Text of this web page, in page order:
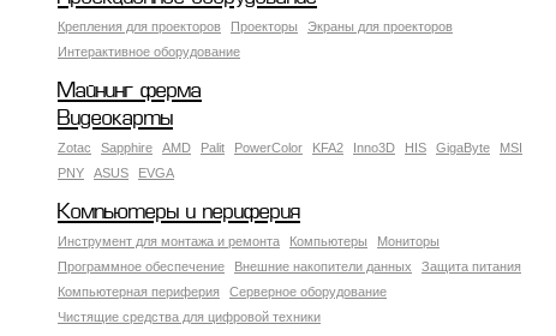
Крепления для проекторов Проекторы
Экраны для проекторов
Интерактивное оборудование
Майнинг ферма
Видеокарты
Zotac Sapphire AMD Palit PowerColor KFA2 Inno3D HIS GigaByte
MSI
PNY
ASUS EVGA
Компьютеры и периферия
Инструмент для монтажа и ремонта Компьютеры
Мониторы
Программное обеспечение
Внешние накопители данных
Защита питания
Компьютерная периферия
Серверное оборудование
Чистящие средства для цифровой техники